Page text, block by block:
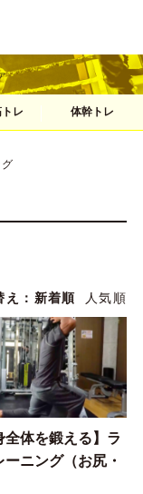
レ 体幹トレ
え： 新着順 人気順
全体を鍛える】ラ
ーニング（お尻・